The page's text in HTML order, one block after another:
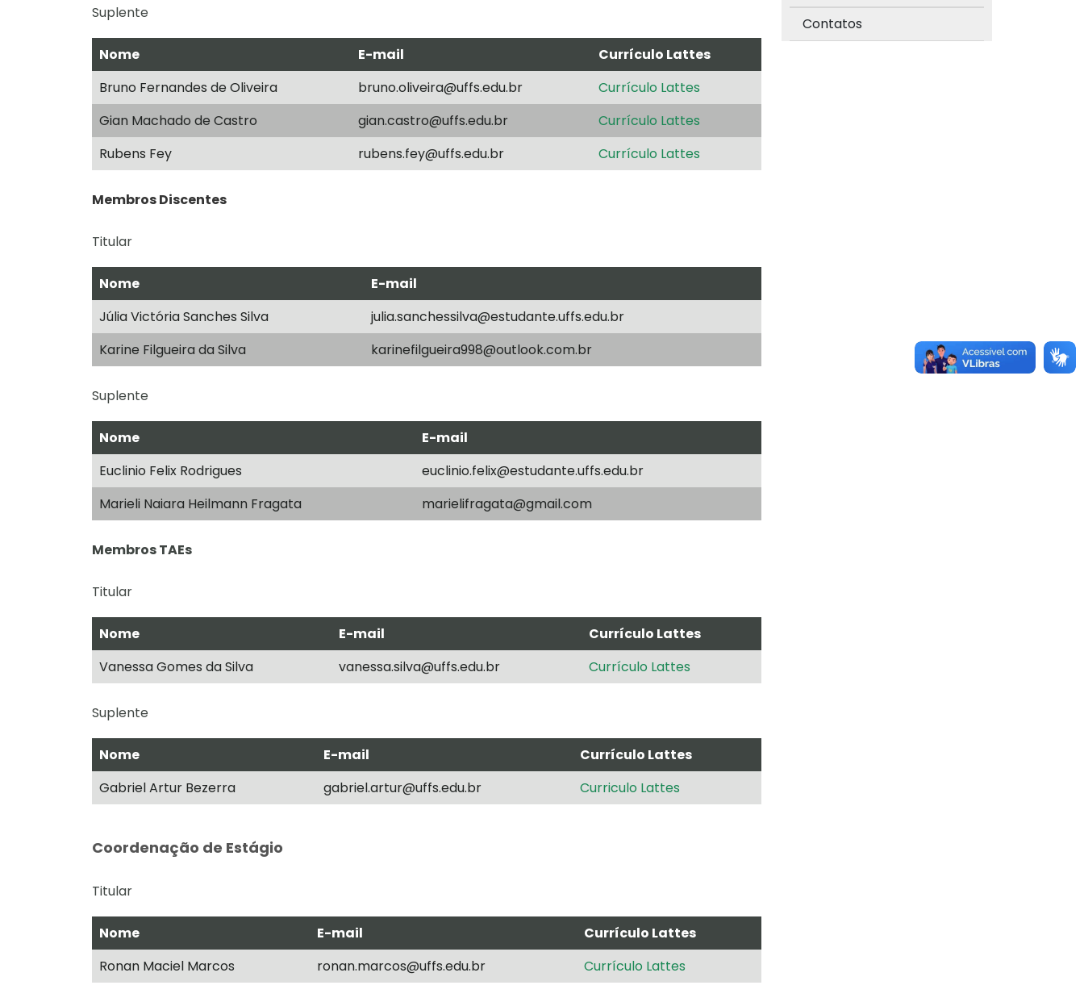
Suplente
Nome E-mail
Currículo Lattes
Bruno Fernandes de Oliveira
bruno.oliveira@uffs.edu.br
Currículo Lattes
Gian Machado de Castro
gian.castro@uffs.edu.br
Currículo Lattes
Rubens Fey
rubens.fey@uffs.edu.br Currículo Lattes
Membros Discentes
Titular
Nome
E-mail
Júlia Victória Sanches Silva
julia.sanchessilva@estudante.uffs.edu.br
Karine Filgueira da Silva
karinefilgueira998@outlook.com.br
Suplente
Nome
E-mail
Euclinio Felix Rodrigues
euclinio.felix@estudante.uffs.edu.br
Marieli Naiara Heilmann Fragata
marielifragata@gmail.com
Membros TAEs
Titular
Nome E-mail
Currículo Lattes
Vanessa Gomes da Silva
vanessa.silva@uffs.edu.br Currículo Lattes
Suplente
Nome E-mail
Currículo Lattes
Gabriel Artur Bezerra
gabriel.artur@uffs.edu.br Curriculo Lattes
Coordenação de Estágio
Titular
Nome E-mail
Currículo Lattes
Ronan Maciel Marcos
ronan.marcos@uffs.edu.br Currículo Lattes
Contatos